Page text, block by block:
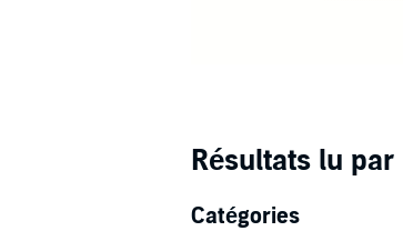
Résultats lu par
Catégories